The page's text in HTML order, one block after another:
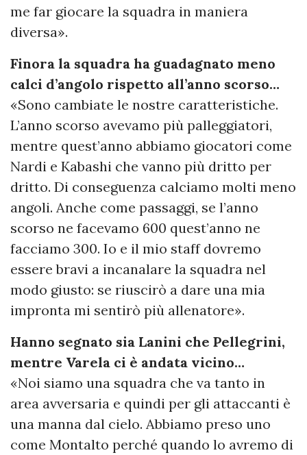
me far giocare la squadra in maniera
diversa».
Finora la squadra ha guadagnato meno
calci d’angolo rispetto all’anno scorso…
«Sono cambiate le nostre caratteristiche.
L’anno scorso avevamo più palleggiatori,
mentre quest’anno abbiamo giocatori come
Nardi e Kabashi che vanno più dritto per
dritto. Di conseguenza calciamo molti meno
angoli. Anche come passaggi, se l’anno
scorso ne facevamo 600 quest’anno ne
facciamo 300. Io e il mio staff dovremo
essere bravi a incanalare la squadra nel
modo giusto: se riuscirò a dare una mia
impronta mi sentirò più allenatore».
Hanno segnato sia Lanini che Pellegrini,
mentre Varela ci è andata vicino…
«Noi siamo una squadra che va tanto in
area avversaria e quindi per gli attaccanti è
una manna dal cielo. Abbiamo preso uno
come Montalto perché quando lo avremo di